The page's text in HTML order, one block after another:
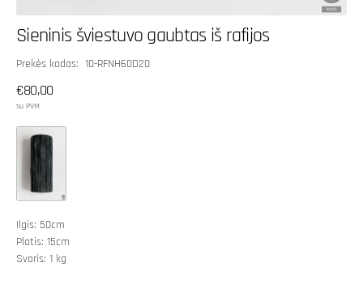
Sieninis šviestuvo gaubtas iš rafijos
SKU:
Prekės kodas: 10-RFNH60D20
Įprasta
kaina
€80,00
su PVM
Ilgis: 50cm
Plotis: 15cm
Svoris: 1 kg